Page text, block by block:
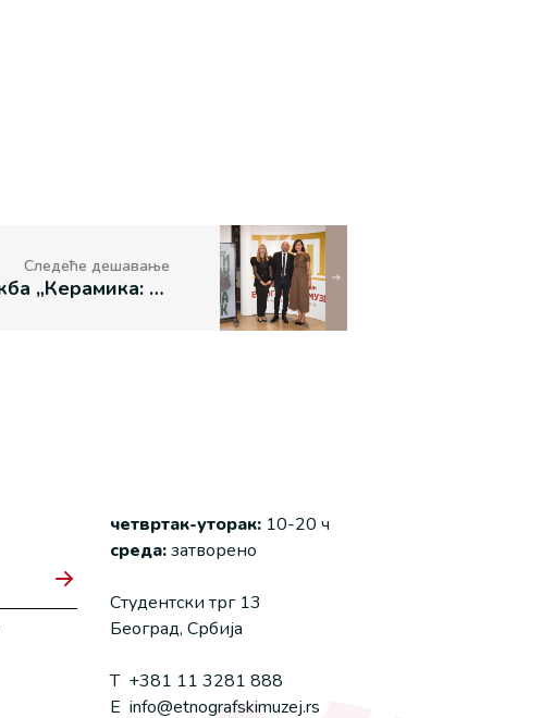
Следеће дешавање
Изложба „Керамика: Отисак” отворена у Етнографском музеју
четвртак-уторак:10-20 ч
среда:затворено
Студентски трг 13
Београд, Србија
T +381 11 3281 888
E info@etnografskimuzej.rs